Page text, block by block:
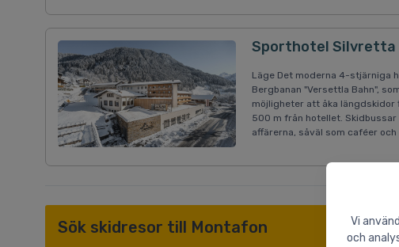
Vi
och
Sporthotel Silvretta
Läge Det moderna 4-stjärniga
Bergbanan "Versettla Bahn",
möjligheter att åka längdskidor
500 m från hotellet. Skidbussar
affärerna, såväl som caféer
Sök skidresor till Montafon